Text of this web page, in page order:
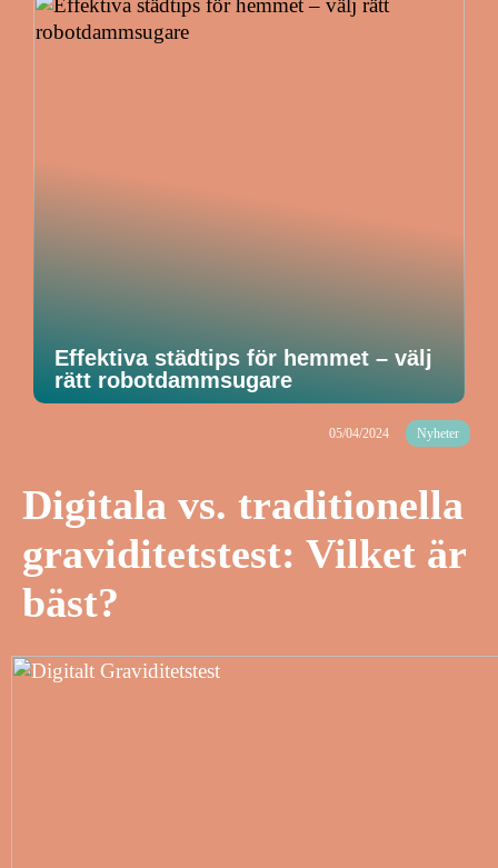
Effektiva städtips för hemmet – välj
rätt robotdammsugare
05/04/2024 Nyheter
Digitala vs. traditionella
graviditetstest: Vilket är
bäst?